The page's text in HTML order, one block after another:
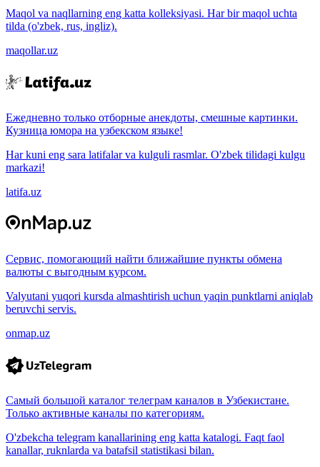
Maqol va naqllarning eng katta kolleksiyasi. Har bir maqol uchta
tilda (o'zbek, rus, ingliz).
maqollar.uz
Ежедневно только отборные анекдоты, смешные картинки.
Кузница юмора на узбекском языке!
Har kuni eng sara latifalar va kulguli rasmlar. O'zbek tilidagi kulgu
markazi!
latifa.uz
Сервис, помогающий найти ближайшие пункты обмена
валюты с выгодным курсом.
Valyutani yuqori kursda almashtirish uchun yaqin punktlarni aniqlab
beruvchi servis.
onmap.uz
Самый большой каталог телеграм каналов в Узбекистане.
Только активные каналы по категориям.
O'zbekcha telegram kanallarining eng katta katalogi. Faqt faol
kanallar, ruknlarda va batafsil statistikasi bilan.